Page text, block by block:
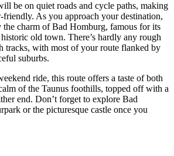
be on quiet roads and cycle paths, making
friendly. As you approach your destination,
the charm of Bad Homburg, famous for its
historic old town. There’s hardly any rough
with most of your route flanked by
suburbs.
ride, this route offers a taste of both
of the Taunus foothills, topped off with a
end. Don’t forget to explore Bad
or the picturesque castle once you